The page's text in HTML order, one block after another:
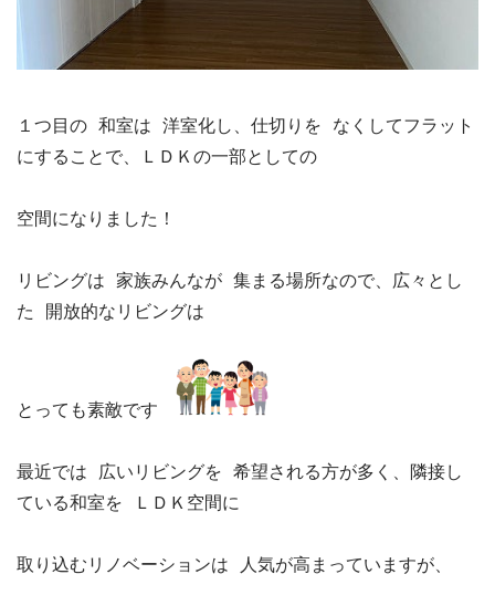
１つ目の 和室は 洋室化し、仕切りを なくしてフラット
にすることで、ＬＤＫの一部としての
空間になりました！
リビングは 家族みんなが 集まる場所なので、広々とし
た 開放的なリビングは
とっても素敵です
最近では 広いリビングを 希望される方が多く、隣接し
ている和室を ＬＤＫ空間に
取り込むリノベーションは 人気が高まっていますが、